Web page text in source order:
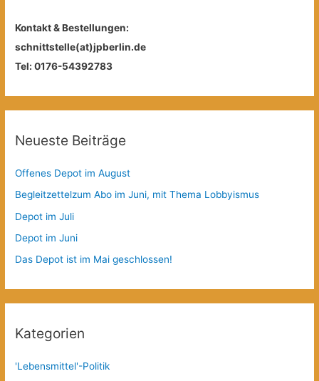
Kontakt & Bestellungen:
schnittstelle(at)jpberlin.de
Tel: 0176-54392783
Neueste Beiträge
Offenes Depot im August
Begleitzettelzum Abo im Juni, mit Thema Lobbyismus
Depot im Juli
Depot im Juni
Das Depot ist im Mai geschlossen!
Kategorien
'Lebensmittel'-Politik